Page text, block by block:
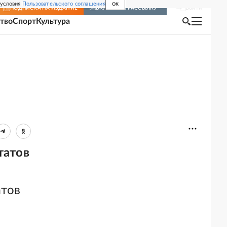
Пользовательского соглашения OK
ПОДПИСКА НА ИЗДАНИЕ ВКЛЮЧИТЬ РАССЫЛКУ
СпортКультура